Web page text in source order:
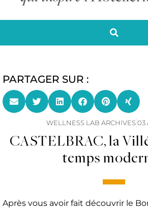
PARTAGER SUR :
WELLNESS LAB ARCHIVES 03
CASTELBRAC, la
temps
Après vous avoir fait découvrir le